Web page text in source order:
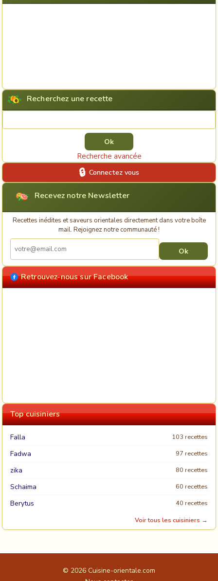
Recherchez une recette
Recherche avancée
Connectez vous
Recevez notre Newsletter
Recettes inédites et saveurs orientales directement dans votre boîte
mail. Rejoignez notre communauté !
Retrouvez-nous sur Facebook
Top cuisiniers
Falla 103 recettes
Fadwa 97 recettes
zika 80 recettes
Schaima 60 recettes
Berytus
40 recettes
Voir tous les cuisiniers →
© 2026 Cuisine-orientale.com